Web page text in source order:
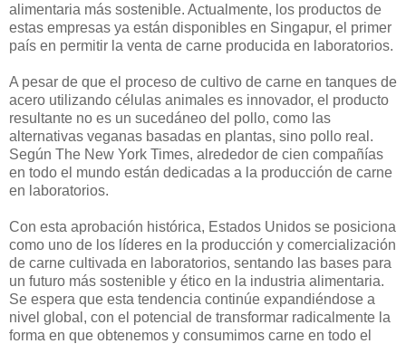
alimentaria más sostenible. Actualmente, los productos de
estas empresas ya están disponibles en Singapur, el primer
país en permitir la venta de carne producida en laboratorios.
A pesar de que el proceso de cultivo de carne en tanques de
acero utilizando células animales es innovador, el producto
resultante no es un sucedáneo del pollo, como las
alternativas veganas basadas en plantas, sino pollo real.
Según The New York Times, alrededor de cien compañías
en todo el mundo están dedicadas a la producción de carne
en laboratorios.
Con esta aprobación histórica, Estados Unidos se posiciona
como uno de los líderes en la producción y comercialización
de carne cultivada en laboratorios, sentando las bases para
un futuro más sostenible y ético en la industria alimentaria.
Se espera que esta tendencia continúe expandiéndose a
nivel global, con el potencial de transformar radicalmente la
forma en que obtenemos y consumimos carne en todo el